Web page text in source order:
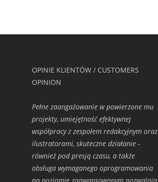
OPINIE KLIENTÓW / CUSTOMERS
OPINION
Pełne zaangażowanie w powierzone mu
projekty, umiejętność efektywnej
współpracy z zespołem redakcyjnym oraz
ilustratorami, skuteczne działanie -
również pod presją czasu, a także
obsługa wymaganego oprogramowania